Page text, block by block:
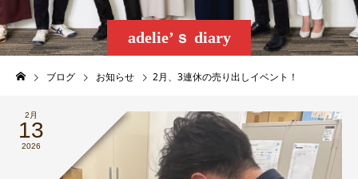
adelie’ｓ diary
ブログ お知らせ 2月、3連休の売り出しイベント！
2月
13
2026